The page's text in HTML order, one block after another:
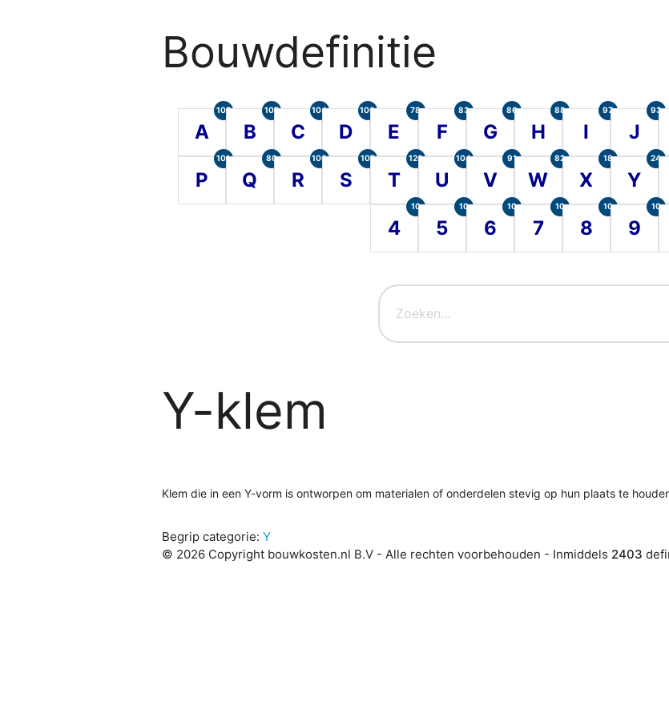
Bouwdefinitie
A
105
B
107
C
104
D
100
E
78
F
83
G
86
H
88
I
97
J
93
P
101
Q
80
R
100
S
107
T
120
U
104
V
91
W
82
X
18
Y
24
4
10
5
10
6
10
7
10
8
10
9
10
Y-klem
Klem die in een Y-vorm is ontworpen om materialen of onderdelen stevig op hun plaats te
Begrip categorie: Y
© 2026 Copyright bouwkosten.nl B.V - Alle rechten voorbehouden - Inmiddels 2403